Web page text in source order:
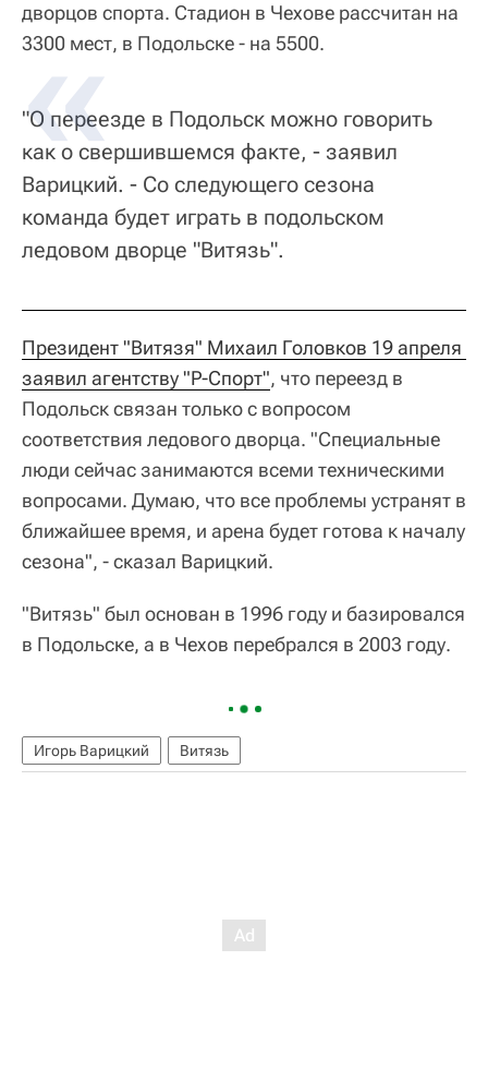
дворцов спорта. Стадион в Чехове рассчитан на
3300 мест, в Подольске - на 5500.
"О переезде в Подольск можно говорить
как о свершившемся факте, - заявил
Варицкий. - Со следующего сезона
команда будет играть в подольском
ледовом дворце "Витязь".
Президент "Витязя" Михаил Головков 19 апреля
заявил агентству "Р-Спорт", что переезд в
Подольск связан только с вопросом
соответствия ледового дворца. "Специальные
люди сейчас занимаются всеми техническими
вопросами. Думаю, что все проблемы устранят в
ближайшее время, и арена будет готова к началу
сезона", - сказал Варицкий.
"Витязь" был основан в 1996 году и базировался
в Подольске, а в Чехов перебрался в 2003 году.
Игорь Варицкий Витязь